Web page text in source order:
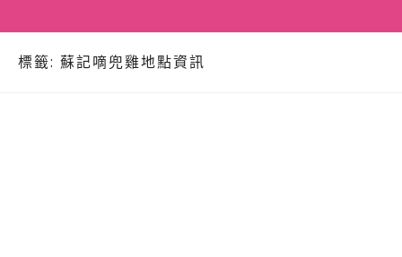
標籤: 蘇記嘀兜雞地點資訊